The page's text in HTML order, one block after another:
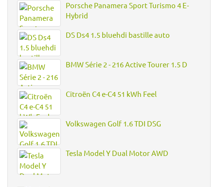
Porsche Panamera Sport Turismo 4 E-
Hybrid
DS Ds4 1.5 bluehdi bastille auto
BMW Série 2 - 216 Active Tourer 1.5 D
Citroën C4 e-C4 51 kWh Feel
Volkswagen Golf 1.6 TDI DSG
Tesla Model Y Dual Motor AWD